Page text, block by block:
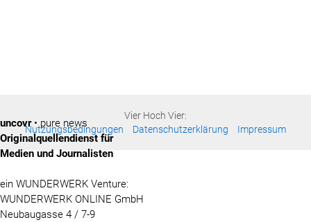
Vier Hoch Vier:
Nutzungsbedingungen
Datenschutzerklärung Impressum
uncovr• pure news
Originalquellendienst für
Medien und Journalisten
ein WUNDERWERK Venture:
WUNDERWERK ONLINE GmbH
Neubaugasse 4 / 7-9